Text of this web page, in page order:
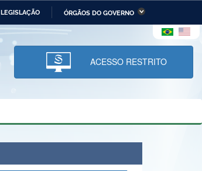
LEGISLAÇÃO ÓRGÃOS DO GOVERNO
Ministério da Infraestrutura
Ministério da Ciência,
Tecnologia, Inovações e
Comunicações
ACESSO RESTRITO